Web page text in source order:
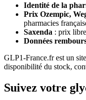
Identité de la
Prix Ozempic,
pharmacies
Saxenda : prix
Données
GLP1-France.fr est un
disponibilité du stock,
Suivez votre